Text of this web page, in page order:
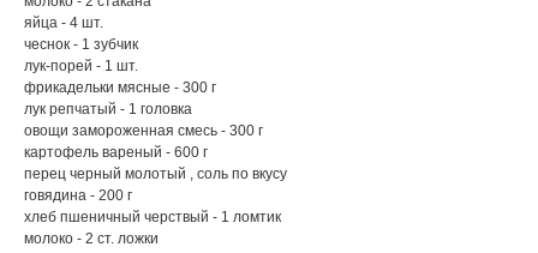
яйца - 4 шт.
чеснок - 1 зубчик
лук-порей - 1 шт.
фрикадельки мясные - 300 г
лук репчатый - 1 головка
овощи замороженная смесь - 300 г
картофель вареный - 600 г
перец черный молотый , соль по вкусу
говядина - 200 г
хлеб пшеничный черствый - 1 ломтик
молоко - 2 ст. ложки